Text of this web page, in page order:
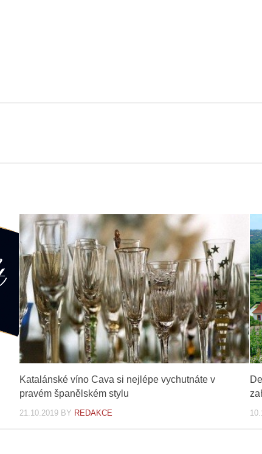
Katalánské víno Cava si nejlépe vychutnáte v
pravém španělském stylu
21.10.2019BY REDAKCE